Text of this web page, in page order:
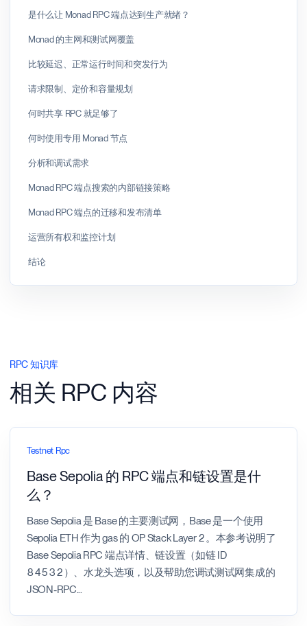
是什么让 Monad RPC 端点达到生产就绪？
Monad 的主网和测试网覆盖
比较延迟、正常运行时间和突发行为
请求限制、定价和容量规划
何时共享 RPC 就足够了
何时使用专用 Monad 节点
分析和调试需求
Monad RPC 端点搜索的内部链接策略
Monad RPC 端点的迁移和发布清单
运营所有权和监控计划
结论
RPC 知识库
相关 RPC 内容
Testnet Rpc
Base Sepolia 的 RPC 端点和链设置是什
么？
Base Sepolia 是 Base 的主要测试网，Base 是一个使用
Sepolia ETH 作为 gas 的 OP Stack Layer 2。本参考说明了
Base Sepolia RPC 端点详情、链设置（如链 ID
84532）、水龙头选项，以及帮助您调试测试网集成的
JSON-RPC...